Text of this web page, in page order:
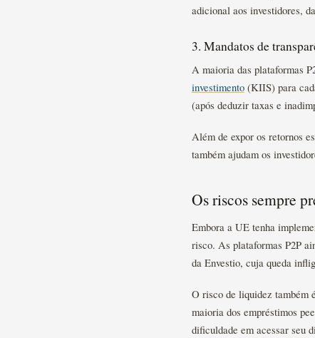
adicional aos investidores,
3. Mandatos de
A maioria das plataformas
investimento(KIIS) para
(após deduzir taxas e
Além de expor os retornos
também ajudam os
Os riscos sempre
Embora a UE tenha
risco. As plataformas P2P
da Envestio, cuja queda
O risco de liquidez também
maioria dos empréstimos
dificuldade em acessar seu